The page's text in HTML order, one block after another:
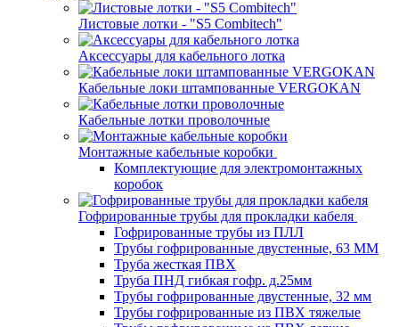
Листовые лотки - "S5 Combitech"
Аксессуары для кабельного лотка
Кабельные локи штампованные VERGOKAN
Кабельные лотки проволочные
Монтажные кабельные коробки
Комплектующие для электромонтажных
коробок
Гофрированные трубы для прокладки кабеля
Гофрированные трубы из ПЛЛ
Трубы гофрированные двустенные, 63 ММ
Труба жесткая ПВХ
Труба ПНД гибкая гофр. д.25мм
Трубы гофрированные двустенные, 32 мм
Трубы гофрированные из ПВХ тяжелые